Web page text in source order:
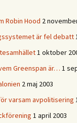
Robin Hood 2
är fel debatt
1 oktober
Greenspan är… 1
2 maj 2003
varsam avpolitisering
1 april 2003